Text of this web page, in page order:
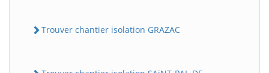
Trouver chantier isolation GRAZAC